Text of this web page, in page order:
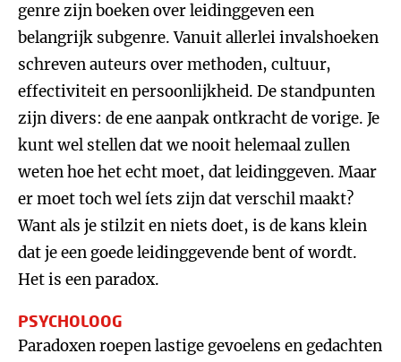
genre zijn boeken over leidinggeven een
belangrijk subgenre. Vanuit allerlei invalshoeken
schreven auteurs over methoden, cultuur,
effectiviteit en persoonlijkheid. De standpunten
zijn divers: de ene aanpak ontkracht de vorige. Je
kunt wel stellen dat we nooit helemaal zullen
weten hoe het echt moet, dat leidinggeven. Maar
er moet toch wel íets zijn dat verschil maakt?
Want als je stilzit en niets doet, is de kans klein
dat je een goede leidinggevende bent of wordt.
Het is een paradox.
PSYCHOLOOG
Paradoxen roepen lastige gevoelens en gedachten